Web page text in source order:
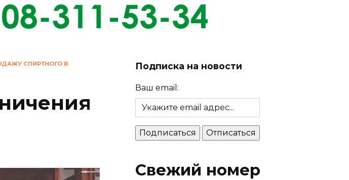
СПИРТНОГО В
Подписка на новости
Ваш email:
Свежий номер